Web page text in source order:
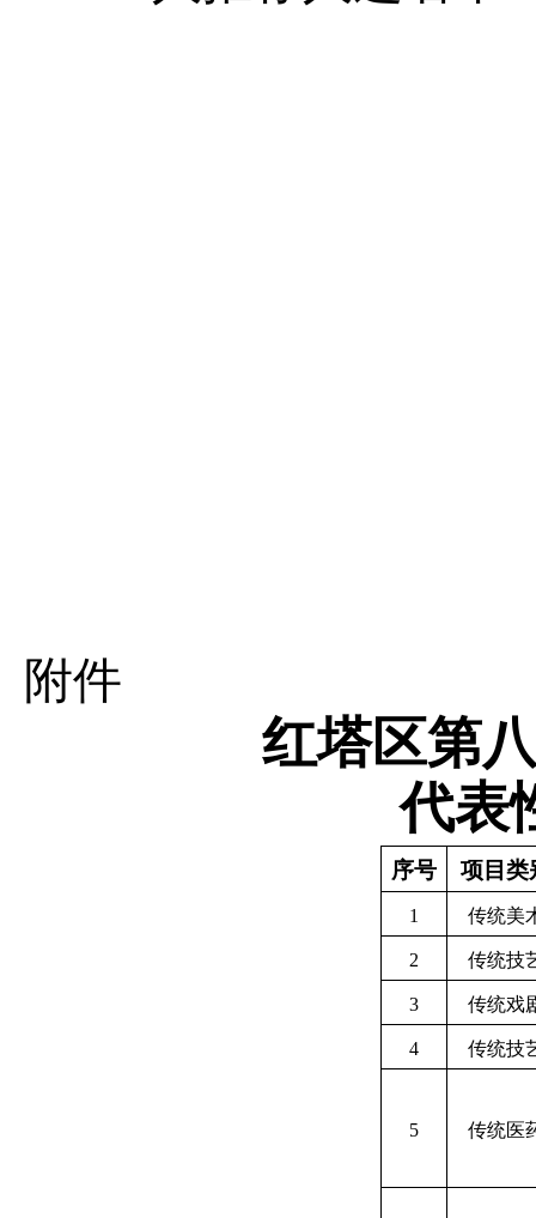
附件
红塔区第八
代表
序号 项目类
1 传统美
2 传统技
3 传统戏
4 传统技
5 传统医